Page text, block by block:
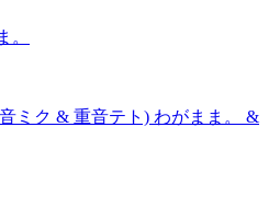
。
ミク & 重音テト) わがまま。 &